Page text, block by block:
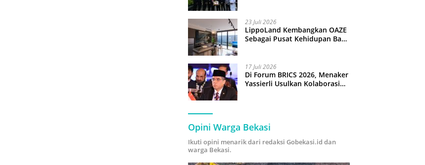
23 Juli 2026
LippoLand Kembangkan OAZE
Sebagai Pusat Kehidupan Baru
17 Juli 2026
Di Forum BRICS 2026, Menaker
Yassierli Usulkan Kolaborasi
Opini Warga Bekasi
Ikuti opini menarik dari redaksi Gobekasi.id dan
warga Bekasi.